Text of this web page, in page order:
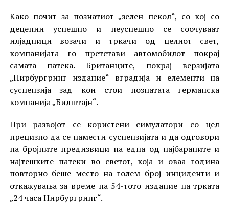
Како почит за познатиот „зелен пекол“, со кој со
децении успешно и неуспешно се соочуваат
илјадници возачи и тркачи од целиот свет,
компанијата го претстави автомобилот покрај
самата патека. Британците, покрај верзијата
„Нирбургринг издание“ вградија и елементи на
суспензија зад кои стои познатата германска
компанија „Билштајн“.
При развојот се користени симулатори со цел
прецизно да се намести суспензијата и да одговори
на бројните предизвици на една од најбараните и
најтешките патеки во светот, која и оваа година
повторно беше место на голем број инциденти и
откажувања за време на 54-тото издание на трката
„24 часа Нирбургринг“.